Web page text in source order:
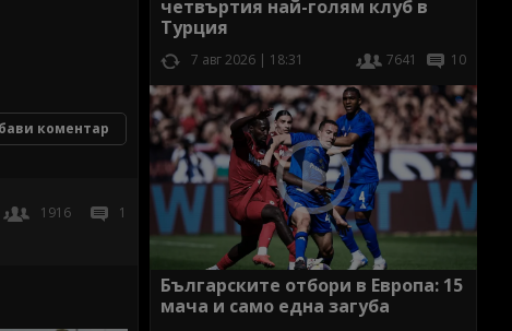
коментар
1916 1
четвъртия най-голям клуб в
Турция
7 авг 2026 | 18:31 7641 10
Българските отбори в Европа: 15
мача и само една загуба